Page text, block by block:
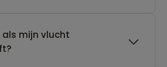
mijn vlucht